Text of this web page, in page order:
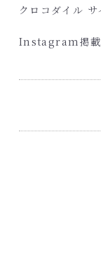
クロコダイル サ
Instagram掲載